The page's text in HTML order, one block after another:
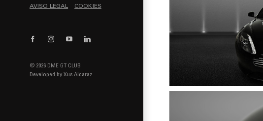
AVISO LEGAL COOKIES
FacebookInstagramYouTubeLinkedIn
© 2026 DME GT CLUB
Developed by Xus Alcaraz